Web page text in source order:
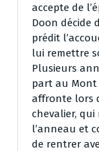
accepte de
Doon décide
prédit
lui remettre
Plusieurs
part au Mont
affronte lors
chevalier, qui
l’anneau et
de rentrer